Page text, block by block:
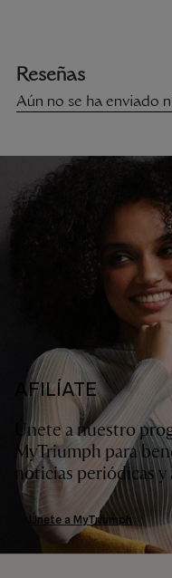
AFILÍATE
Únete a nuestro
MyTriumph para
noticias periódicas y
Únete a MyTriumph